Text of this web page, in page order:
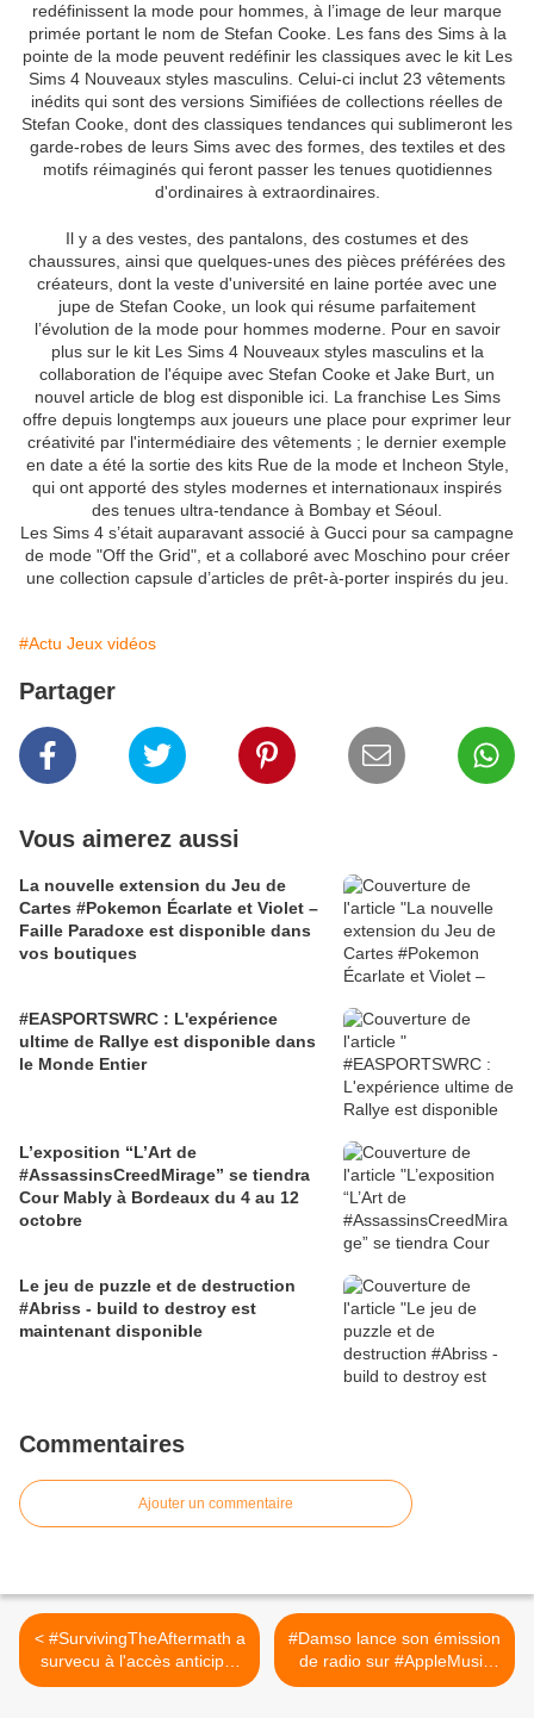
redéfinissent la mode pour hommes, à l’image de leur marque
primée portant le nom de Stefan Cooke. Les fans des Sims à la
pointe de la mode peuvent redéfinir les classiques avec le kit Les
Sims 4 Nouveaux styles masculins. Celui-ci inclut 23 vêtements
inédits qui sont des versions Simifiées de collections réelles de
Stefan Cooke, dont des classiques tendances qui sublimeront les
garde-robes de leurs Sims avec des formes, des textiles et des
motifs réimaginés qui feront passer les tenues quotidiennes
d'ordinaires à extraordinaires.
Il y a des vestes, des pantalons, des costumes et des
chaussures, ainsi que quelques-unes des pièces préférées des
créateurs, dont la veste d'université en laine portée avec une
jupe de Stefan Cooke, un look qui résume parfaitement
l’évolution de la mode pour hommes moderne. Pour en savoir
plus sur le kit Les Sims 4 Nouveaux styles masculins et la
collaboration de l'équipe avec Stefan Cooke et Jake Burt, un
nouvel article de blog est disponible ici. La franchise Les Sims
offre depuis longtemps aux joueurs une place pour exprimer leur
créativité par l'intermédiaire des vêtements ; le dernier exemple
en date a été la sortie des kits Rue de la mode et Incheon Style,
qui ont apporté des styles modernes et internationaux inspirés
des tenues ultra-tendance à Bombay et Séoul.
Les Sims 4 s’était auparavant associé à Gucci pour sa campagne
de mode "Off the Grid", et a collaboré avec Moschino pour créer
une collection capsule d’articles de prêt-à-porter inspirés du jeu.
#Actu Jeux vidéos
Partager
Vous aimerez aussi
La nouvelle extension du Jeu de
Cartes #Pokemon Écarlate et Violet –
Faille Paradoxe est disponible dans
vos boutiques
#EASPORTSWRC : L'expérience
ultime de Rallye est disponible dans
le Monde Entier
L’exposition “L’Art de
#AssassinsCreedMirage” se tiendra
Cour Mably à Bordeaux du 4 au 12
octobre
Le jeu de puzzle et de destruction
#Abriss - build to destroy est
maintenant disponible
Commentaires
Ajouter un commentaire
< #SurvivingTheAftermath a
survecu à l'accès anticipé,
la version 1.0 est
#Damso lance son émission
de radio sur #AppleMusic
Le tout premier show audio